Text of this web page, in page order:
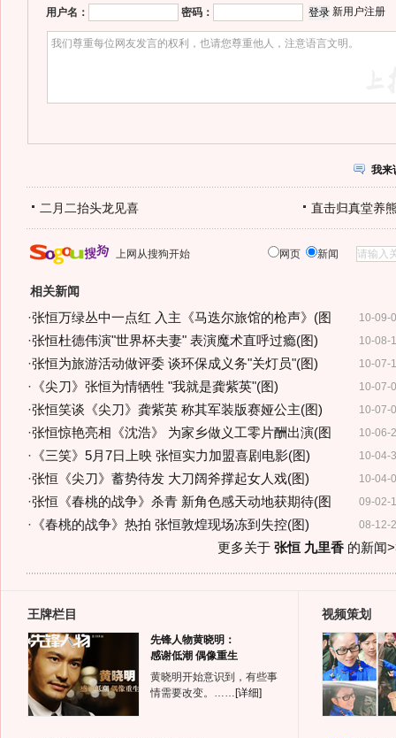
用户名： 密码： 新用户注册
我来
二月二抬头龙见喜 直击归真堂养
上网从搜狗开始 网页 新闻
相关新闻
10-09-
·张恒万绿丛中一点红 入主《马迭尔旅馆的枪声》(图
10-08-
·张恒杜德伟演"世界杯夫妻" 表演魔术直呼过瘾(图)
10-07-
·张恒为旅游活动做评委 谈环保成义务"关灯员"(图)
10-07-
· 《尖刀》张恒为情牺牲 "我就是龚紫英"(图)
10-07-
·张恒笑谈《尖刀》龚紫英 称其军装版赛娅公主(图)
10-06-
·张恒惊艳亮相《沈浩》 为家乡做义工零片酬出演(图
10-04-
· 《三笑》5月7日上映 张恒实力加盟喜剧电影(图)
10-04-
·张恒《尖刀》蓄势待发 大刀阔斧撑起女人戏(图)
09-02-
·张恒《春桃的战争》杀青 新角色感天动地获期待(图
08-12-
· 《春桃的战争》热拍 张恒敦煌现场冻到失控(图)
更多关于 张恒 九里香的新闻
王牌栏目
先锋人物黄晓明：
感谢低潮 偶像重生
黄晓明开始意识到，有些事
情需要改变。…… [详细]
视频策划